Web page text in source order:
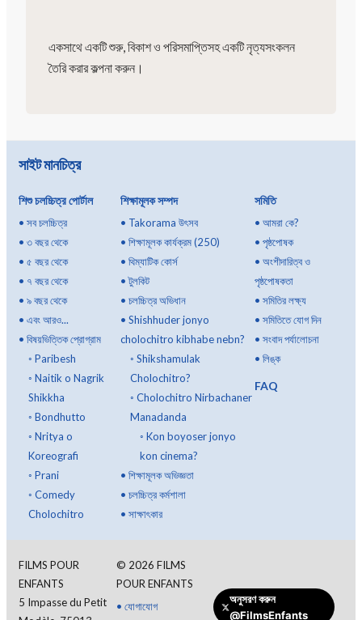
একসাথে একটি শুরু, বিকাশ ও পরিসমাপ্তিসহ একটি নৃত্যসংকলন
তৈরি করার কল্পনা করুন।
সাইট মানচিত্র
শিশু চলচ্চিত্র পোর্টাল
• সব চলচ্চিত্র
• ৩ বছর থেকে
• ৫ বছর থেকে
• ৭ বছর থেকে
• ৯ বছর থেকে
• এবং আরও...
• বিষয়ভিত্তিক প্রোগ্রাম
◦ Paribesh
◦ Naitik o Nagrik
Shikkha
◦ Bondhutto
◦ Nritya o
Koreografi
◦ Prani
◦ Comedy
Cholochitro
শিক্ষামূলক সম্পদ
• Takorama উৎসব
• শিক্ষামূলক কার্যক্রম (250)
• থিম্যাটিক কোর্স
•টুলকিট
• চলচ্চিত্র অভিধান
• Shishhuder jonyo
cholochitro kibhabe nebn?
◦ Shikshamulak
Cholochitro?
◦ Cholochitro Nirbachaner
Manadanda
◦ Kon boyoser jonyo
kon cinema?
• শিক্ষামূলক অভিজ্ঞতা
• চলচ্চিত্র কর্মশালা
• সাক্ষাৎকার
সমিতি
•আমরা কে?
•পৃষ্ঠপোষক
•অংশীদারিত্ব ও
পৃষ্ঠপোষকতা
•সমিতির লক্ষ্য
•সমিতিতে যোগ দিন
•সংবাদ পর্যালোচনা
•লিঙ্ক
FAQ
FILMS POUR
ENFANTS
5 Impasse du Petit
© 2026 FILMS
POUR ENFANTS
• যোগাযোগ
অনুসরণ করুন
@FilmsEnfants